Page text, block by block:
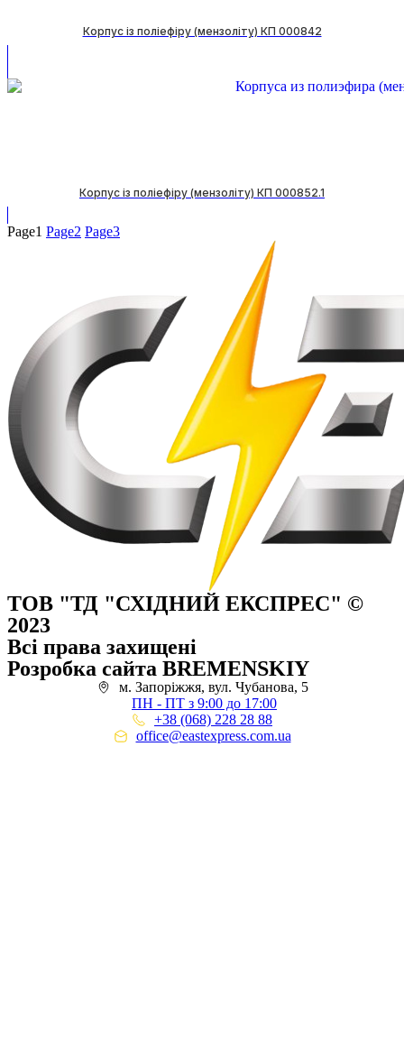
Корпус із поліефіру (мензоліту) КП 000842
Корпус із поліефіру (мензоліту) КП 000852.1
Page1 Page2 Page3
ТОВ "ТД "СХІДНИЙ ЕКСПРЕС" ©
2023
Всі права захищені
Розробка сайта BREMENSKIY
м. Запоріжжя, вул. Чубанова, 5
ПН - ПТ з 9:00 до 17:00
+38 (068) 228 28 88
office@eastexpress.com.ua